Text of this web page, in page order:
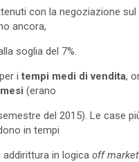
con la negoziazione sul
ancora,
soglia del 7%.
itempi medi di vendita,
(erano
del 2015). Le case
in tempi
in logica off market